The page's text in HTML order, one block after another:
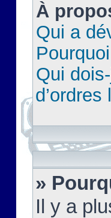
À
Qui a
Qui
»
Il y a